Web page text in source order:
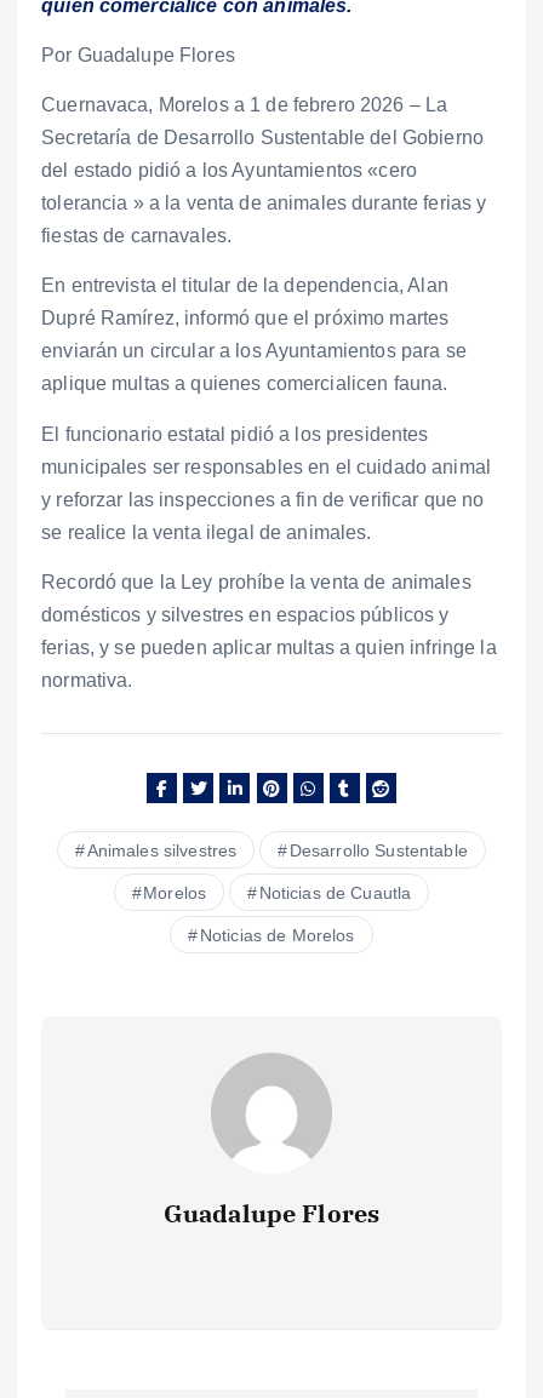
quien comercialice con animales.
Por Guadalupe Flores
Cuernavaca, Morelos a 1 de febrero 2026 – La
Secretaría de Desarrollo Sustentable del Gobierno
del estado pidió a los Ayuntamientos «cero
tolerancia » a la venta de animales durante ferias y
fiestas de carnavales.
En entrevista el titular de la dependencia, Alan
Dupré Ramírez, informó que el próximo martes
enviarán un circular a los Ayuntamientos para se
aplique multas a quienes comercialicen fauna.
El funcionario estatal pidió a los presidentes
municipales ser responsables en el cuidado animal
y reforzar las inspecciones a fin de verificar que no
se realice la venta ilegal de animales.
Recordó que la Ley prohíbe la venta de animales
domésticos y silvestres en espacios públicos y
ferias, y se pueden aplicar multas a quien infringe la
normativa.
Animales silvestres Desarrollo Sustentable
Morelos Noticias de Cuautla
Noticias de Morelos
Guadalupe Flores